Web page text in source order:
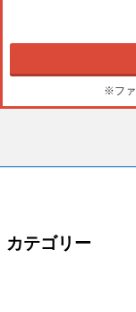
※ファ
カテゴリー